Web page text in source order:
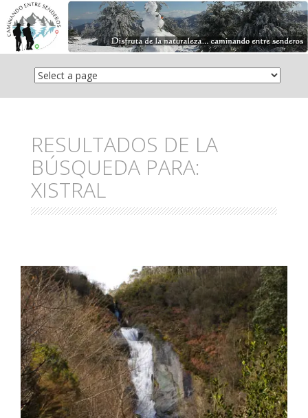
Saltar
contenido
RESULTADOS DE LA
BÚSQUEDA PARA:
XISTRAL